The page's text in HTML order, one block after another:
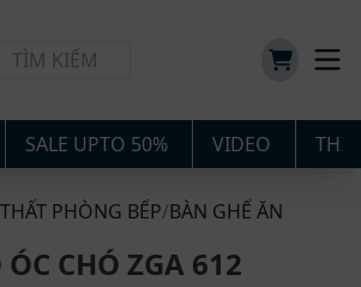
SALE UPTO 50% VIDEO
PHÒNG BẾP/BÀN GHẾ ĂN
CHÓ ZGA 612